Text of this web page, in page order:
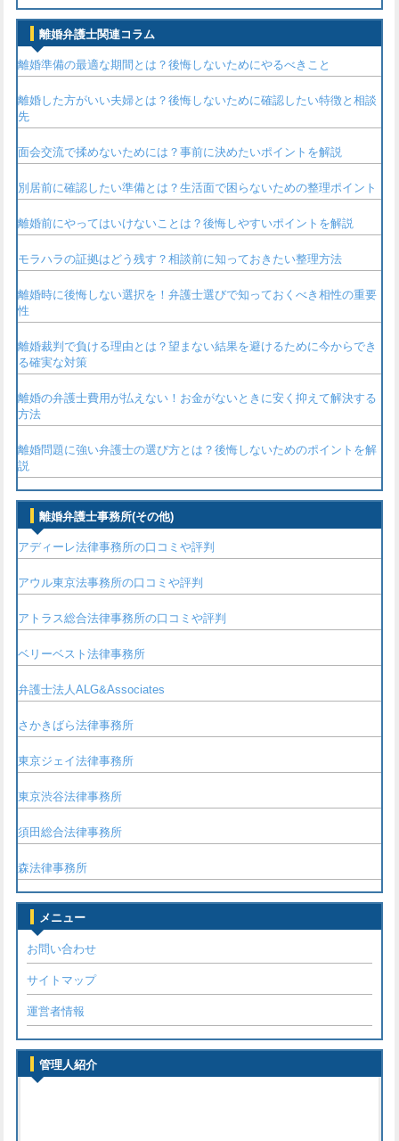
離婚弁護士関連コラム
離婚準備の最適な期間とは？後悔しないためにやるべきこと
離婚した方がいい夫婦とは？後悔しないために確認したい特徴と相談
先
面会交流で揉めないためには？事前に決めたいポイントを解説
別居前に確認したい準備とは？生活面で困らないための整理ポイント
離婚前にやってはいけないことは？後悔しやすいポイントを解説
モラハラの証拠はどう残す？相談前に知っておきたい整理方法
離婚時に後悔しない選択を！弁護士選びで知っておくべき相性の重要
性
離婚裁判で負ける理由とは？望まない結果を避けるために今からでき
る確実な対策
離婚の弁護士費用が払えない！お金がないときに安く抑えて解決する
方法
離婚問題に強い弁護士の選び方とは？後悔しないためのポイントを解
説
離婚弁護士事務所(その他)
アディーレ法律事務所の口コミや評判
アウル東京法事務所の口コミや評判
アトラス総合法律事務所の口コミや評判
ベリーベスト法律事務所
弁護士法人ALG&Associates
さかきばら法律事務所
東京ジェイ法律事務所
東京渋谷法律事務所
須田総合法律事務所
森法律事務所
メニュー
お問い合わせ
サイトマップ
運営者情報
管理人紹介